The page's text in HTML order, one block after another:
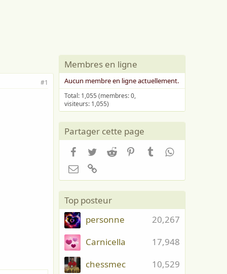
#1
Membres en ligne
Aucun membre en ligne actuellement.
Total: 1,055 (membres: 0,
visiteurs: 1,055)
Partager cette page
Facebook
TwitterReddit PinterestTumblrWhatsApp
Email
Top posteur
20,267
personne
17,948
Carnicella
10,529
chessmec